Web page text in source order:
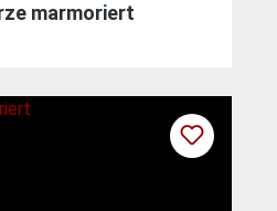
marmoriert